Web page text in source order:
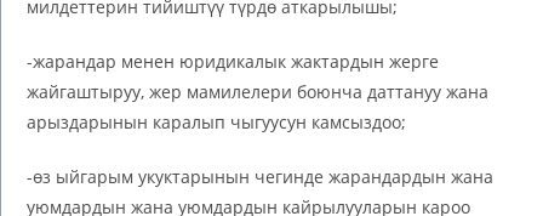
милдеттерин тийиштүү түрдө аткарылышы;
-жарандар менен юридикалык жактардын жерге
жайгаштыруу, жер мамилелери боюнча даттануу жана
арыздарынын каралып чыгуусун камсыздоо;
-өз ыйгарым укуктарынын чегинде жарандардын жана
уюмдардын жана уюмдардын кайрылууларын кароо